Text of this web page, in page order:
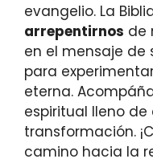
evangelio. La
arrepentirnos de
en el mensaje
para
eterna.
espiritual lleno de
transformación.
camino hacia la